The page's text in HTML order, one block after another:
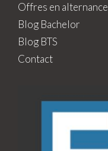
Offres en alternance
Blog Bachelor
Blog BTS
Contact